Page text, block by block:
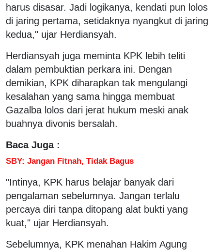
harus disasar. Jadi logikanya, kendati pun lolos
di jaring pertama, setidaknya nyangkut di jaring
kedua," ujar Herdiansyah.
Herdiansyah juga meminta KPK lebih teliti
dalam pembuktian perkara ini. Dengan
demikian, KPK diharapkan tak mengulangi
kesalahan yang sama hingga membuat
Gazalba lolos dari jerat hukum meski anak
buahnya divonis bersalah.
Baca Juga :
SBY: Jangan Fitnah, Tidak Bagus
"Intinya, KPK harus belajar banyak dari
pengalaman sebelumnya. Jangan terlalu
percaya diri tanpa ditopang alat bukti yang
kuat," ujar Herdiansyah.
Sebelumnya, KPK menahan Hakim Agung